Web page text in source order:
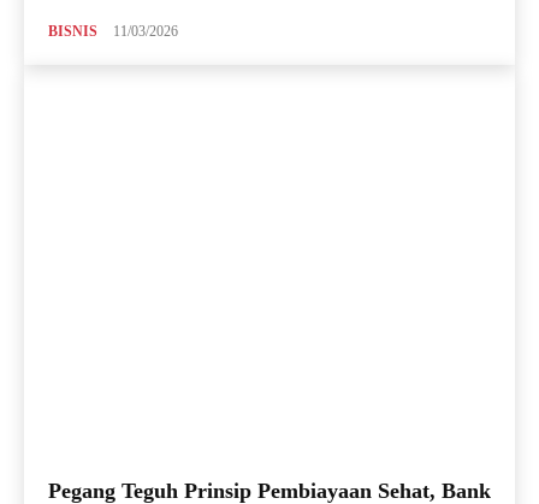
BISNIS 11/03/2026
Pegang Teguh Prinsip Pembiayaan Sehat, Bank